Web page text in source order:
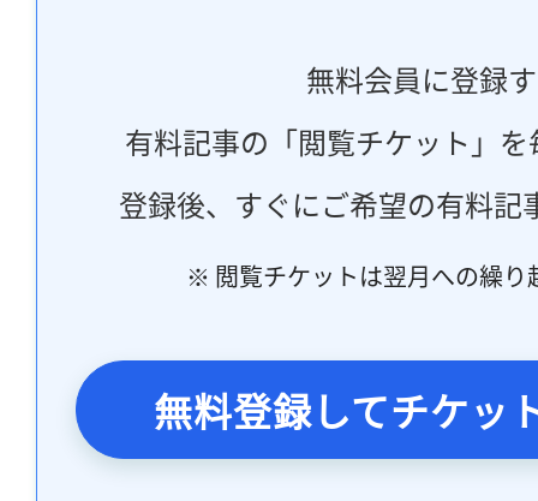
無料会員に登録
有料記事の「閲覧チケット」
登録後、すぐにご希望の有料記
※ 閲覧チケットは翌月への繰り
無料登録してチケッ